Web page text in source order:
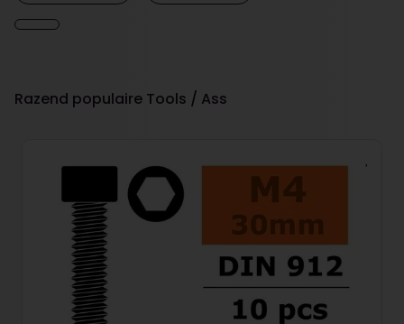
Razend populaire Tools / Ass